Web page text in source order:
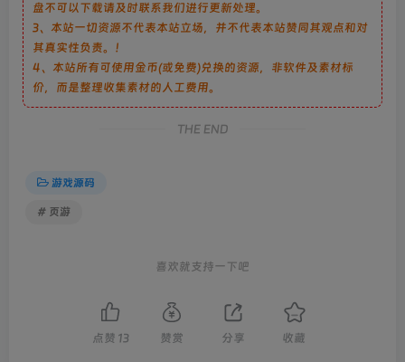
盘不可以下载请及时联系我们进行更新处理。
3、本站一切资源不代表本站立场，并不代表本站赞同其观点和对
其真实性负责。！
4、本站所有可使用金币(或免费)兑换的资源，非软件及素材标
价，而是整理收集素材的人工费用。
THE END
游戏源码
# 页游
喜欢就支持一下吧
点赞 13 赞赏 分享 收藏